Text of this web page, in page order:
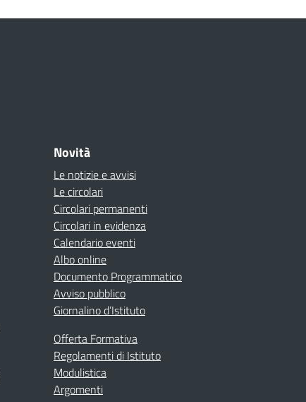
Novità
Le notizie e avvisi
Le circolari
Circolari permanenti
Circolari in evidenza
Calendario eventi
Albo online
Documento Programmatico
Avviso pubblico
Giornalino d’Istituto
Offerta Formativa
Regolamenti di Istituto
Modulistica
Argomenti